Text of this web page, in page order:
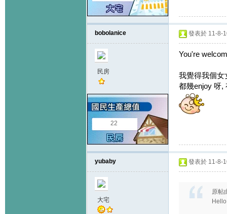
bobolanice
民房
22
發表於 11-8-
You're
我覺得我個女
都幾enjoy 呀,
yubaby
大宅
發表於 11-8-
原帖